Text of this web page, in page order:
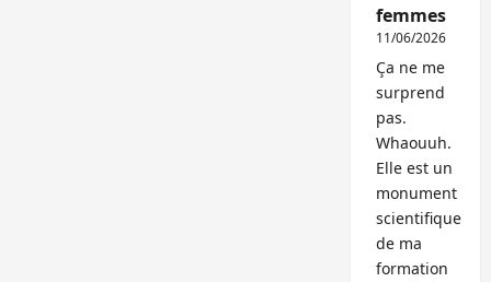
femmes
11/06/2026
Ça ne me
surprend
pas.
Whaouuh.
Elle est un
monument
scientifique
de ma
formation